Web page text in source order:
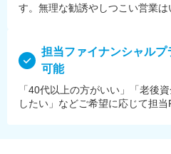
す。無理な勧誘やしつこい営業は
担当ファイナンシャル
可能
「40代以上の方がいい」「老後
したい」などご希望に応じて担当